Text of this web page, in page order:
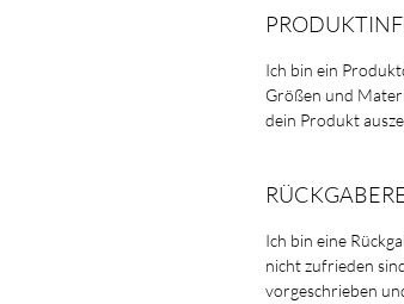
Ich bin ein
Größen und
dein Produkt
Ich bin eine
nicht zufrieden
vorgeschrieben